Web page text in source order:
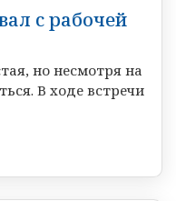
с рабочей
но несмотря на
В ходе встречи